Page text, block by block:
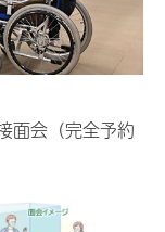
面会（完全予約